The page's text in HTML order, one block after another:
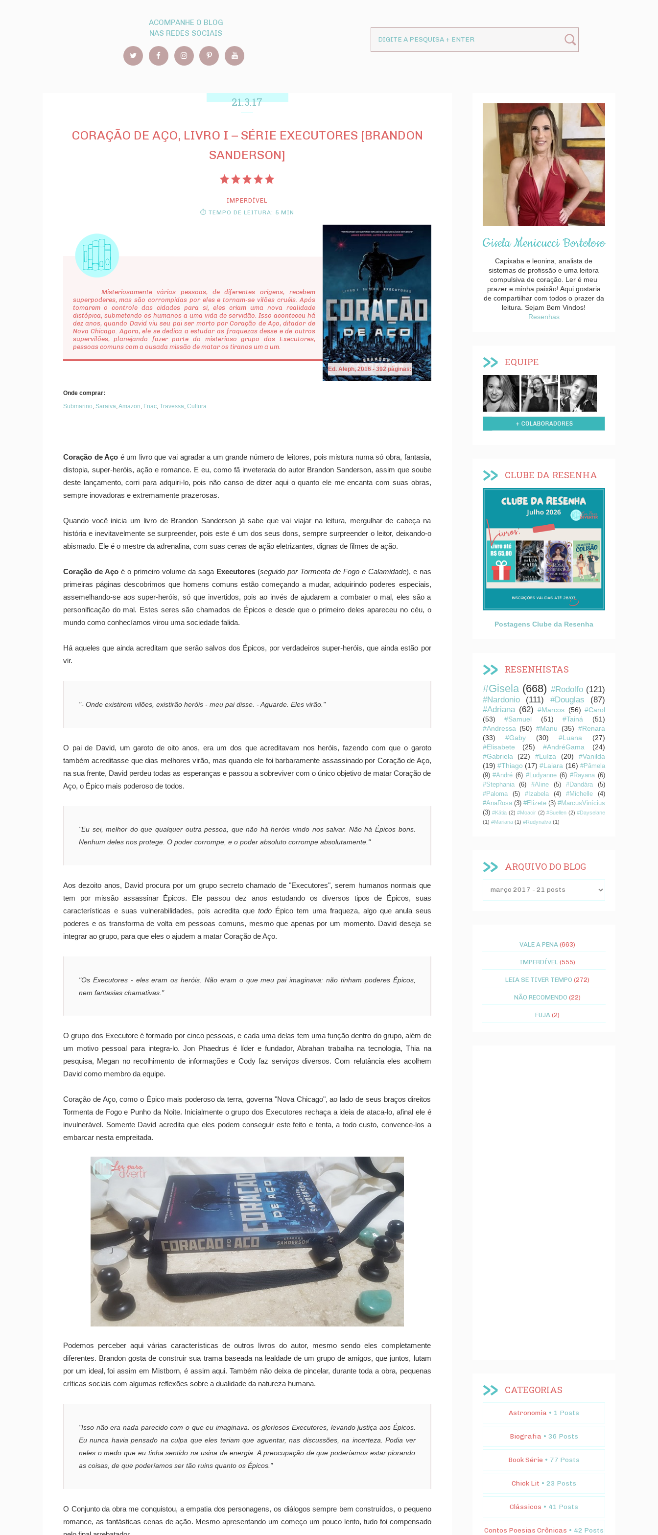
ACOMPANHE O BLOG
NAS REDES SOCIAIS
21.3.17
CORAÇÃO DE AÇO, LIVRO I – SÉRIE EXECUTORES [BRANDON
SANDERSON]
IMPERDÍVEL
⏱ TEMPO DE LEITURA: 5 MIN
Ed. Aleph, 2016 - 392 páginas:
Misteriosamente várias pessoas, de diferentes origens, recebem
superpoderes, mas são corrompidas por eles e tornam-se vilões cruéis. Após
tomarem o controle das cidades para si, eles criam uma nova realidade
distópica, submetendo os humanos a uma vida de servidão. Isso aconteceu há
dez anos, quando David viu seu pai ser morto por Coração de Aço, ditador de
Nova Chicago. Agora, ele se dedica a estudar as fraquezas desse e de outros
supervilões, planejando fazer parte do misterioso grupo dos Executores,
pessoas comuns com a ousada missão de matar os tiranos um a um.
Onde comprar:
Submarino, Saraiva,Amazon, Fnac, Travessa, Cultura
Coração de Aço é um livro que vai agradar a um grande número de leitores, pois mistura numa só obra, fantasia,
distopia, super-heróis, ação e romance. E eu, como fã inveterada do autor Brandon Sanderson, assim que soube
deste lançamento, corri para adquiri-lo, pois não canso de dizer aqui o quanto ele me encanta com suas obras,
sempre inovadoras e extremamente prazerosas.
Quando você inicia um livro de Brandon Sanderson já sabe que vai viajar na leitura, mergulhar de cabeça na
história e inevitavelmente se surpreender, pois este é um dos seus dons, sempre surpreender o leitor, deixando-o
abismado. Ele é o mestre da adrenalina, com suas cenas de ação eletrizantes, dignas de filmes de ação.
Coração de Açoé o primeiro volume da saga Executores (seguido por Tormenta de Fogo e Calamidade), e nas
primeiras páginas descobrimos que homens comuns estão começando a mudar, adquirindo poderes especiais,
assemelhando-se aos super-heróis, só que invertidos, pois ao invés de ajudarem a combater o mal, eles são a
personificação do mal. Estes seres são chamados de Épicos e desde que o primeiro deles apareceu no céu, o
mundo como conhecíamos virou uma sociedade falida.
Há aqueles que ainda acreditam que serão salvos dos Épicos, por verdadeiros super-heróis, que ainda estão por
vir.
"- Onde existirem vilões, existirão heróis - meu pai disse. - Aguarde. Eles virão."
O pai de David, um garoto de oito anos, era um dos que acreditavam nos heróis, fazendo com que o garoto
também acreditasse que dias melhores virão, mas quando ele foi barbaramente assassinado por Coração de Aço,
na sua frente, David perdeu todas as esperanças e passou a sobreviver com o único objetivo de matar Coração de
Aço, o Épico mais poderoso de todos.
"Eu sei, melhor do que qualquer outra pessoa, que não há heróis vindo nos salvar. Não há Épicos bons.
Nenhum deles nos protege. O poder corrompe, e o poder absoluto corrompe absolutamente."
Aos dezoito anos, David procura por um grupo secreto chamado de "Executores", serem humanos normais que
tem por missão assassinar Épicos. Ele passou dez anos estudando os diversos tipos de Épicos, suas
características e suas vulnerabilidades, pois acredita que todoÉpico tem uma fraqueza, algo que anula seus
poderes e os transforma de volta em pessoas comuns, mesmo que apenas por um momento. David deseja se
integrar ao grupo, para que eles o ajudem a matar Coração de Aço.
"Os Executores - eles eram os heróis. Não eram o que meu pai imaginava: não tinham poderes Épicos,
nem fantasias chamativas."
O grupo dos Executore é formado por cinco pessoas, e cada uma delas tem uma função dentro do grupo, além de
um motivo pessoal para integra-lo. Jon Phaedrus é líder e fundador, Abrahan trabalha na tecnologia, Thia na
pesquisa, Megan no recolhimento de informações e Cody faz serviços diversos. Com relutância eles acolhem
David como membro da equipe.
Coração de Aço, como o Épico mais poderoso da terra, governa "Nova Chicago", ao lado de seus braços direitos
Tormenta de Fogo e Punho da Noite. Inicialmente o grupo dos Executores rechaça a ideia de ataca-lo, afinal ele é
invulnerável. Somente David acredita que eles podem conseguir este feito e tenta, a todo custo, convence-los a
embarcar nesta empreitada.
Podemos perceber aqui várias características de outros livros do autor, mesmo sendo eles completamente
diferentes. Brandon gosta de construir sua trama baseada na lealdade de um grupo de amigos, que juntos, lutam
por um ideal, foi assim em Mistborn, é assim aqui. Também não deixa de pincelar, durante toda a obra, pequenas
críticas sociais com algumas reflexões sobre a dualidade da natureza humana.
"Isso não era nada parecido com o que eu imaginava. os gloriosos Executores, levando justiça aos Épicos.
Eu nunca havia pensado na culpa que eles teriam que aguentar, nas discussões, na incerteza. Podia ver
neles o medo que eu tinha sentido na usina de energia. A preocupação de que poderíamos estar piorando
as coisas, de que poderíamos ser tão ruins quanto os Épicos."
O Conjunto da obra me conquistou, a empatia dos personagens, os diálogos sempre bem construídos, o pequeno
romance, as fantásticas cenas de ação. Mesmo apresentando um começo um pouco lento, tudo foi compensado
Gisela Menicucci Bortoloso
Capixaba e leonina, analista de
sistemas de profissão e uma leitora
compulsiva de coração. Ler é meu
prazer e minha paixão! Aqui gostaria
de compartilhar com todos o prazer da
leitura. Sejam Bem Vindos!
Resenhas
EQUIPE
CLUBE DA RESENHA
Postagens Clube da Resenha
RESENHISTAS
#Gisela (668) #Rodolfo (121)
#Nardonio
(111) #Douglas
(87)
#Adriana (62) #Marcos (56) #Carol
(53)
#Samuel (51) #Tainá
(51)
#Andressa (50) #Manu (35) #Renara
(33)
#Gaby (30) #Luana
(27)
#Elisabete
(25) #AndréGama
(24)
#Gabriela
(22) #Luíza (20)
#Vanilda
(19) #Thiago (17) #Laiara (16) #Pâmela
(9) #André (6) #Ludyanne (6) #Rayana (6)
#Stephania
(6) #Aline (5) #Dandára
(5)
#Paloma
(5) #Izabela (4) #Michelle
(4)
#AnaRosa (3) #Elizete (3) #MarcusVinícius
(3) #Kátia (2) #Moacir (2) #Suellen (2) #Dayselane
(1) #Mariana (1) #Rudynalva (1)
ARQUIVO DO BLOG
VALE A PENA (663)
IMPERDÍVEL (555)
LEIA SE TIVER TEMPO (272)
NÃO RECOMENDO (22)
FUJA (2)
CATEGORIAS
Astronomia • 1 Posts
Biografia • 36 Posts
Book Série • 77 Posts
Chick Lit • 23 Posts
Clássicos • 41 Posts
Contos Poesias Crônicas • 42 Posts